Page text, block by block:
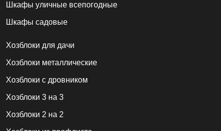
Шкафы уличные всепогодные
Шкафы садовые
Хозблоки для дачи
Хозблоки металлические
Хозблоки с дровником
Хозблоки 3 на 3
Хозблоки 2 на 2